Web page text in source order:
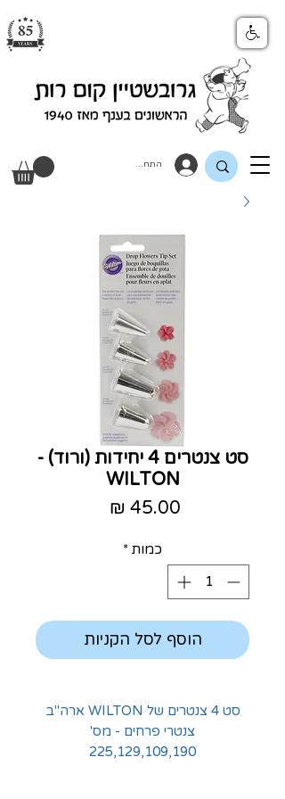
התחבר
סט צנטרים 4 יחידות (ורוד) -
WILTON
כמות *
הוסף לסל הקניות
סט 4 צנטרים של WILTON ארה"ב
צנטרי פרחים - מס'
225,129,109,190